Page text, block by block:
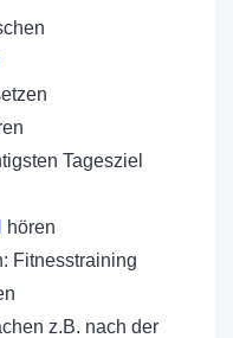
Tagesziel
hören
Fitnesstraining
z.B. nach der